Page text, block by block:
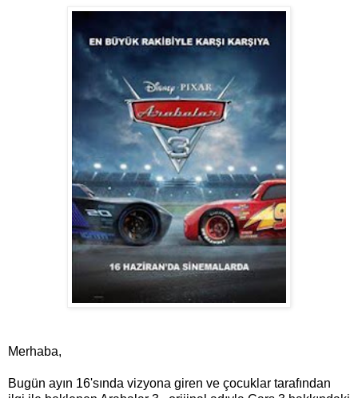
Merhaba,
Bugün ayın 16'sında vizyona giren ve çocuklar tarafından